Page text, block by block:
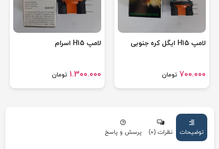
لامپ H15 ایگل کره جنوبی
تومان700.000
لامپ H15 اسرام
تومان1.300.000
توضیحات نظرات (0) پرسش و پاسخ